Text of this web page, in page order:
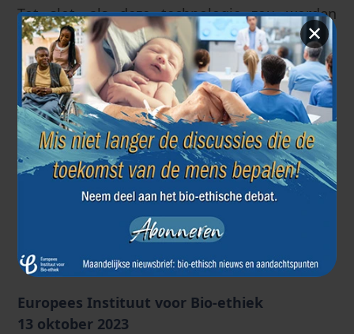
Tot slot, als deze technologie zou worden
ontwikkeld, zou het de
levensvatbaarheidsdrempel voor foetussen
opschuiven. Dit zou de maximale tijdslimieten
voor abortus in twijfel kunnen trekken, die in
sommige landen, zoals Nederland en het
Verenigd Koninkrijk, gebaseerd zijn op de
levensvatbaarheidsdrempel van de foetus. Zal
de technologie die ontwikkeld is om
premature baby's te redden, incidenteel helpen
om de tijd die nodig is om gezonde baby's te
aborteren, te verkorten?
Europees Instituut voor Bio-ethiek
13 oktober 2023
✕